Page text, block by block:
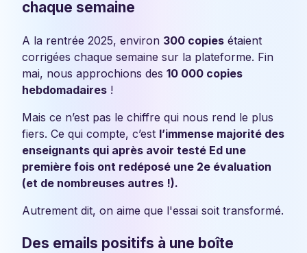
chaque semaine
A la rentrée 2025, environ 300 copies étaient
corrigées chaque semaine sur la plateforme. Fin
mai, nous approchions des 10 000 copies
hebdomadaires !
Mais ce n’est pas le chiffre qui nous rend le plus
fiers. Ce qui compte, c’est l’immense majorité des
enseignants qui après avoir testé Ed une
première fois ont redéposé une 2e évaluation
(et de nombreuses autres !).
Autrement dit, on aime que l'essai soit transformé.
Des emails positifs à une boîte